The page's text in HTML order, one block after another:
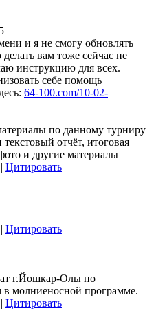
и я не смогу обновлять
вам тоже сейчас не
инструкцию для всех.
себе помощь
64-100.com/10-02-
по данному турниру
отчёт, итоговая
и другие материалы
| Цитировать
| Цитировать
г.Йошкар-Олы по
молниеносной программе.
| Цитировать